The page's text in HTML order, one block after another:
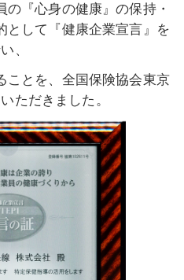
『心身の健康』の保持・
として『健康企業宣言』を
、
ことを、全国保険協会東京
ただきました。